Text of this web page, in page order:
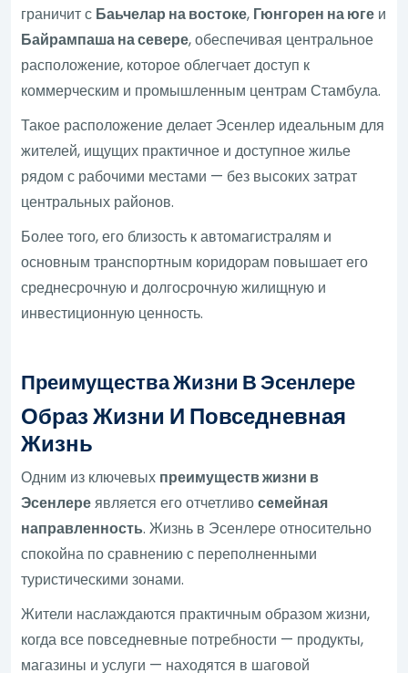
граничит с Баьчелар на востоке, Гюнгорен на юге и
Байрампаша на севере, обеспечивая центральное
расположение, которое облегчает доступ к
коммерческим и промышленным центрам Стамбула.
Такое расположение делает Эсенлер идеальным для
жителей, ищущих практичное и доступное жилье
рядом с рабочими местами — без высоких затрат
центральных районов.
Более того, его близость к автомагистралям и
основным транспортным коридорам повышает его
среднесрочную и долгосрочную жилищную и
инвестиционную ценность.
Преимущества Жизни В Эсенлере
Образ Жизни И Повседневная
Жизнь
Одним из ключевых преимуществ жизни в
Эсенлереявляется его отчетливосемейная
направленность. Жизнь в Эсенлере относительно
спокойна по сравнению с переполненными
туристическими зонами.
Жители наслаждаются практичным образом жизни,
когда все повседневные потребности — продукты,
магазины и услуги — находятся в шаговой